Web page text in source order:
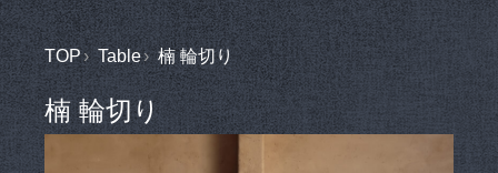
TOP Table 楠 輪切り
楠 輪切り